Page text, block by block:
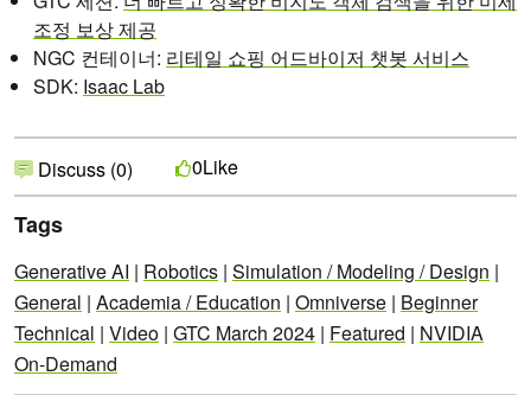
조정 보상 제공
NGC 컨테이너: 리테일 쇼핑 어드바이저 챗봇 서비스
SDK: Isaac Lab
Discuss (0) 0Like
Tags
Generative AI | Robotics | Simulation / Modeling / Design |
General | Academia / Education | Omniverse | Beginner
Technical | Video | GTC March 2024 | Featured | NVIDIA
On-Demand